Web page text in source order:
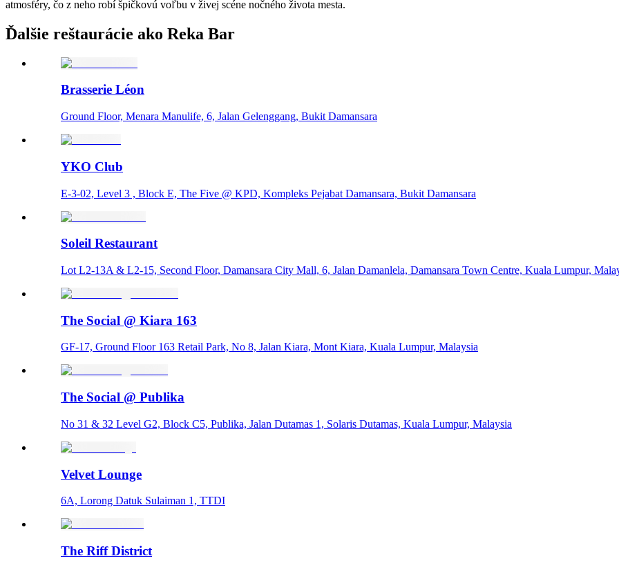
atmosféry, čo z neho robí špičkovú voľbu v živej scéne nočného života mesta.
Ďalšie reštaurácie ako Reka Bar
Brasserie Léon
Ground Floor, Menara Manulife, 6, Jalan Gelenggang, Bukit Damansara
YKO Club
E-3-02, Level 3 , Block E, The Five @ KPD, Kompleks Pejabat Damansara, Bukit Damansara
Soleil Restaurant
Lot L2-13A & L2-15, Second Floor, Damansara City Mall, 6, Jalan Damanlela, Damansara Town Centre, Kuala Lumpur,
The Social @ Kiara 163
GF-17, Ground Floor 163 Retail Park, No 8, Jalan Kiara, Mont Kiara, Kuala Lumpur, Malaysia
The Social @ Publika
No 31 & 32 Level G2, Block C5, Publika, Jalan Dutamas 1, Solaris Dutamas, Kuala Lumpur, Malaysia
Velvet Lounge
6A, Lorong Datuk Sulaiman 1, TTDI
The Riff District